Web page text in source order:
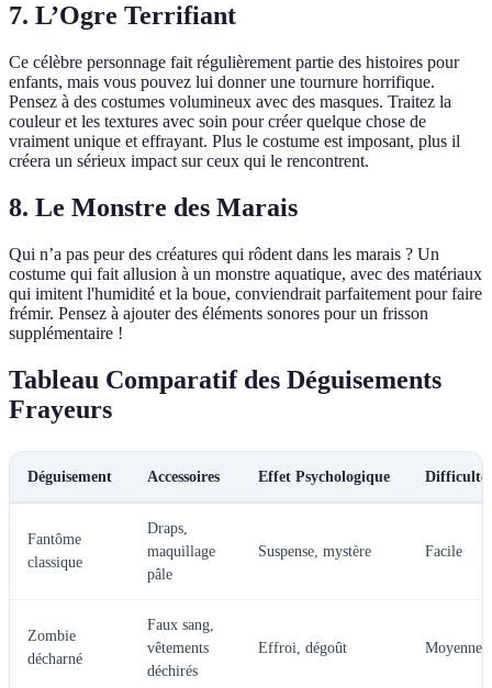
7. L’Ogre Terrifiant
Ce célèbre personnage fait régulièrement partie des histoires pour
enfants, mais vous pouvez lui donner une tournure horrifique.
Pensez à des costumes volumineux avec des masques. Traitez la
couleur et les textures avec soin pour créer quelque chose de
vraiment unique et effrayant. Plus le costume est imposant, plus il
créera un sérieux impact sur ceux qui le rencontrent.
8. Le Monstre des Marais
Qui n’a pas peur des créatures qui rôdent dans les marais ? Un
costume qui fait allusion à un monstre aquatique, avec des matériaux
qui imitent l'humidité et la boue, conviendrait parfaitement pour faire
frémir. Pensez à ajouter des éléments sonores pour un frisson
supplémentaire !
Tableau Comparatif des Déguisements
Frayeurs
Déguisement Accessoires Effet Psychologique Difficulté
Fantôme
classique
Draps,
maquillage
pâle
Suspense, mystère Facile
Zombie
décharné
Faux sang,
vêtements
déchirés
Effroi, dégoût Moyenne